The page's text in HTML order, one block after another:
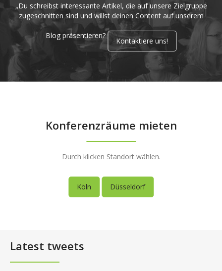
„Du schreibst interessante Artikel, die auf unsere Zielgruppe
zugeschnitten sind und willst deinen Content auf unserem
Blog präsentieren?
Kontaktiere uns!
Konferenzräume mieten
Durch klicken Standort wählen.
Köln Düsseldorf
Latest tweets